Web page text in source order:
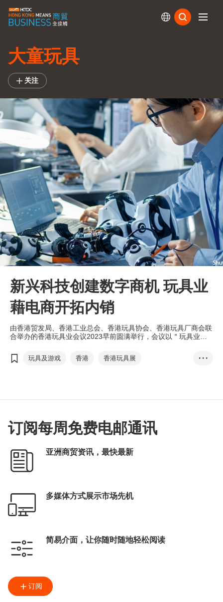
大童玩具
关注
新兴科技创建数字商机 玩具业
藉电商开拓内销
由香港贸发局、香港工业总会、香港玩具协会、香港玩具厂商会联
合举办的香港玩具业会议2023早前圆满举行，会议以＂玩具业的
致胜关键之道等。
玩具及游戏 香港
香港玩具展
kidults
web3 区块链
支付宝
• • •
订阅每周免费电邮通讯
亚洲商贸资讯，最快最新
多媒体方式展示市场先机
简易介面，让你随时随地轻松阅读
订阅